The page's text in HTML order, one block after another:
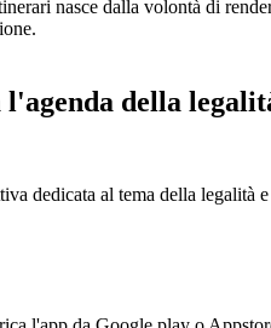
nasce dalla volontà di
della
dedicata al tema della